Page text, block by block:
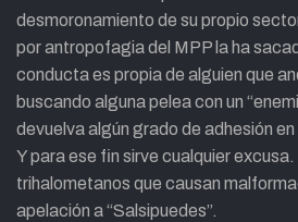
desmoronamiento de su propio
por antropofagia del MPP la ha
conducta es propia de alguien que
buscando alguna pelea con un
devuelva algún grado de adhesión
Y para ese fin sirve cualquier excusa.
trihalometanos que causan
apelación a “Salsipuedes”.